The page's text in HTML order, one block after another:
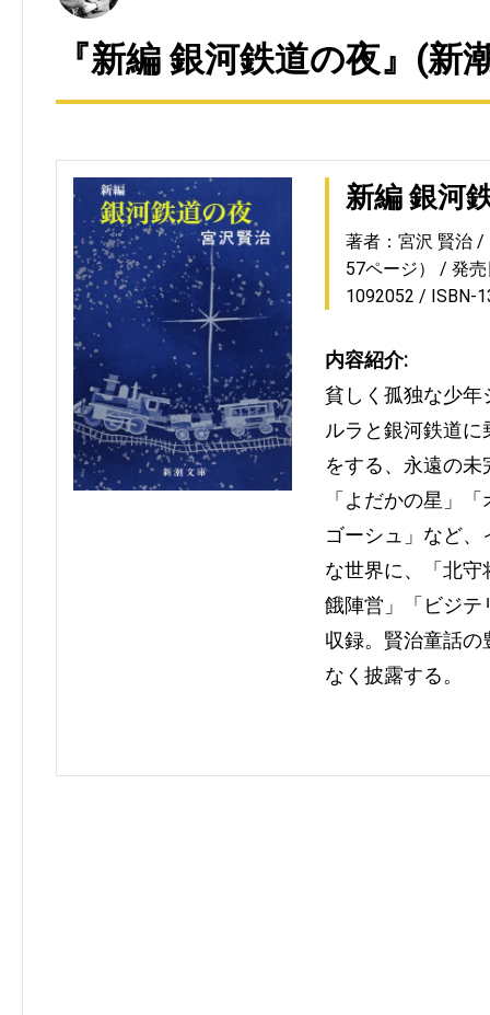
『新編 銀河鉄道の夜』(新
新編 銀河
著者：宮沢 賢治
57ページ）
発
1092052
ISBN-
内容紹介:
貧しく孤独な少年
ルラと銀河鉄道
をする、永遠の
「よだかの星」
ゴーシュ」など
な世界に、「北
餓陣営」「ビジテ
収録。賢治童話
なく披露する。